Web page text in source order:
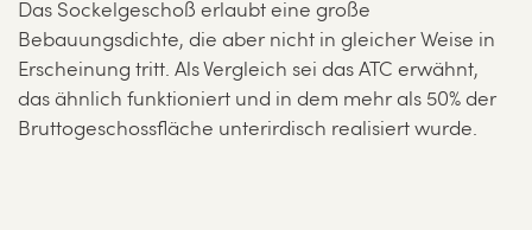
Das Sockelgeschoß erlaubt eine große
Bebauungsdichte, die aber nicht in gleicher Weise in
Erscheinung tritt. Als Vergleich sei das ATC erwähnt,
das ähnlich funktioniert und in dem mehr als 50% der
Bruttogeschossfläche unterirdisch realisiert wurde.